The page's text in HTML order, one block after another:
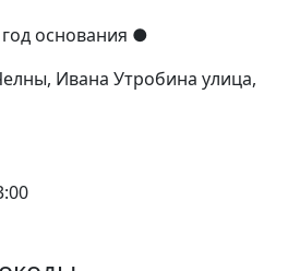
основания ●
Ивана Утробина улица,